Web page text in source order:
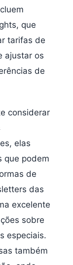
que
tarifas de
ajustar os
de
considerar
elas
que podem
de
das
excelente
sobre
especiais.
também